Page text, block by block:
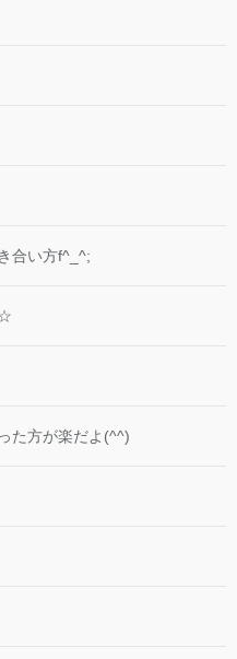
合い方f^_^;
た方が楽だよ(^^)